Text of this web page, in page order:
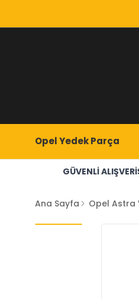
Opel Yedek Parça
GÜVENLİ
Ana Sayfa Opel Astra